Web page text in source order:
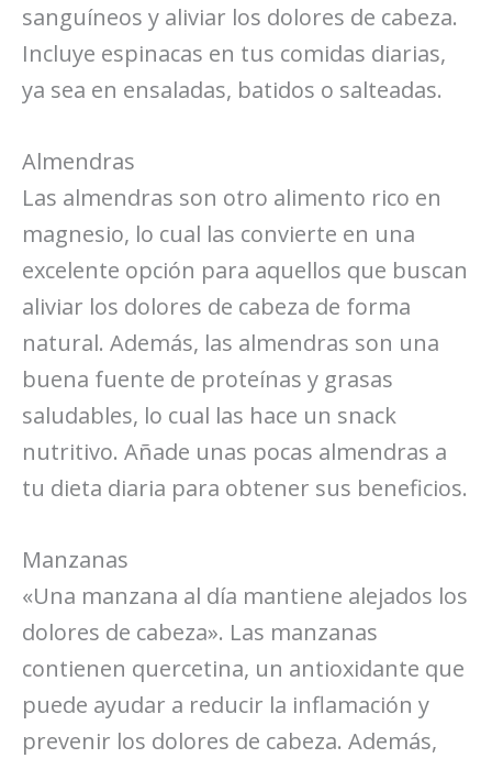
sanguíneos y aliviar los dolores de cabeza.
Incluye espinacas en tus comidas diarias,
ya sea en ensaladas, batidos o salteadas.
Almendras
Las almendras son otro alimento rico en
magnesio, lo cual las convierte en una
excelente opción para aquellos que buscan
aliviar los dolores de cabeza de forma
natural. Además, las almendras son una
buena fuente de proteínas y grasas
saludables, lo cual las hace un snack
nutritivo. Añade unas pocas almendras a
tu dieta diaria para obtener sus beneficios.
Manzanas
«Una manzana al día mantiene alejados los
dolores de cabeza». Las manzanas
contienen quercetina, un antioxidante que
puede ayudar a reducir la inflamación y
prevenir los dolores de cabeza. Además,